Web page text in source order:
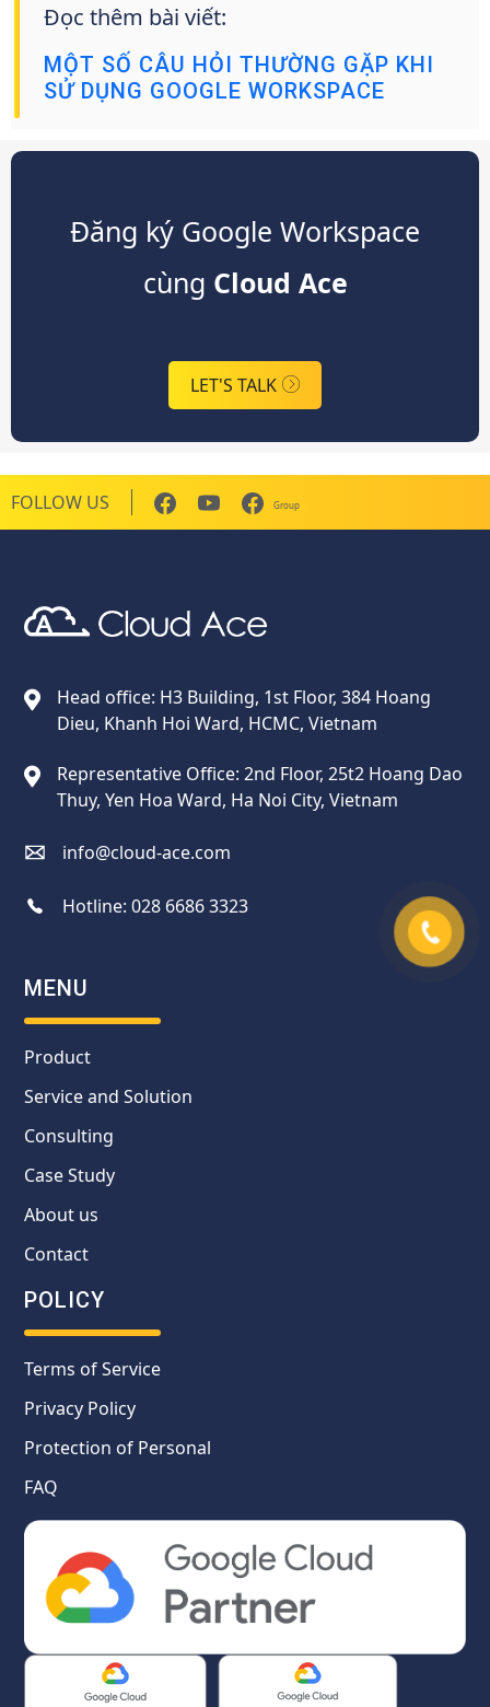
Đọc thêm bài viết:
MỘT SỐ CÂU HỎI THƯỜNG GẶP KHI
SỬ DỤNG GOOGLE WORKSPACE
Đăng ký Google Workspace
cùng Cloud Ace
LET'S TALK
FOLLOW US Group
Head office: H3 Building, 1st Floor, 384 Hoang
Dieu, Khanh Hoi Ward, HCMC, Vietnam
Representative Office: 2nd Floor, 25t2 Hoang Dao
Thuy, Yen Hoa Ward, Ha Noi City, Vietnam
info@cloud-ace.com
Hotline:028 6686 3323
MENU
Product
Service and Solution
Consulting
Case Study
About us
Contact
POLICY
Terms of Service
Privacy Policy
Protection of Personal
FAQ